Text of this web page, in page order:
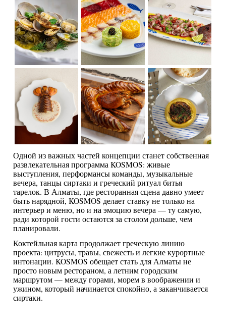
Одной из важных частей концепции станет собственная
развлекательная программа KOSMOS: живые
выступления, перформансы команды, музыкальные
вечера, танцы сиртаки и греческий ритуал битья
тарелок. В Алматы, где ресторанная сцена давно умеет
быть нарядной, KOSMOS делает ставку не только на
интерьер и меню, но и на эмоцию вечера — ту самую,
ради которой гости остаются за столом дольше, чем
планировали.
Коктейльная карта продолжает греческую линию
проекта: цитрусы, травы, свежесть и легкие курортные
интонации. KOSMOS обещает стать для Алматы не
просто новым рестораном, а летним городским
маршрутом — между горами, морем в воображении и
ужином, который начинается спокойно, а заканчивается
сиртаки.